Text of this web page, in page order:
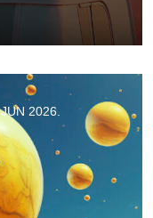
2026.